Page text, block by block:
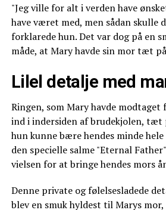
"Jeg ville for alt i verden have
have været med, men sådan skulle
forklarede hun. Det var dog på en
måde, at Mary havde sin mor tæt
Lilel detalje med
Ringen, som Mary havde modtaget
ind i indersiden af brudekjolen, tæt
hun kunne bære hendes minde hele
den specielle salme "Eternal
vielsen for at bringe hendes mors
Denne private og følelsesladede
blev en smuk hyldest til Marys